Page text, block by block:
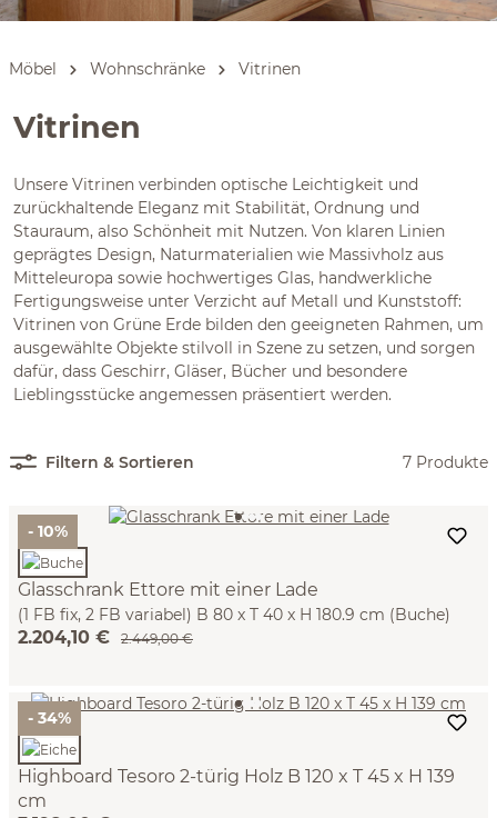
Möbel Wohnschränke Vitrinen
Vitrinen
Unsere Vitrinen verbinden optische Leichtigkeit und
zurückhaltende Eleganz mit Stabilität, Ordnung und
Stauraum, also Schönheit mit Nutzen. Von klaren Linien
geprägtes Design, Naturmaterialien wie Massivholz aus
Mitteleuropa sowie hochwertiges Glas, handwerkliche
Fertigungsweise unter Verzicht auf Metall und Kunststoff:
Vitrinen von Grüne Erde bilden den geeigneten Rahmen, um
ausgewählte Objekte stilvoll in Szene zu setzen, und sorgen
dafür, dass Geschirr, Gläser, Bücher und besondere
Lieblingsstücke angemessen präsentiert werden.
Filtern & Sortieren 7 Produkte
- 10%
Glasschrank Ettore mit einer Lade
(1 FB fix, 2 FB variabel) B 80 x T 40 x H 180.9 cm (Buche)
2.204,10 € 2.449,00 €
- 34%
Highboard Tesoro 2-türig Holz B 120 x T 45 x H 139
cm